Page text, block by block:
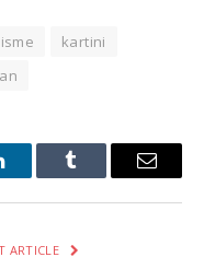
kartini
Tumblr Email
ARTICLE